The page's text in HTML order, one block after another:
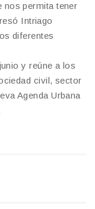
nos permita tener
Intriago
diferentes
y reúne a los
civil, sector
Agenda Urbana